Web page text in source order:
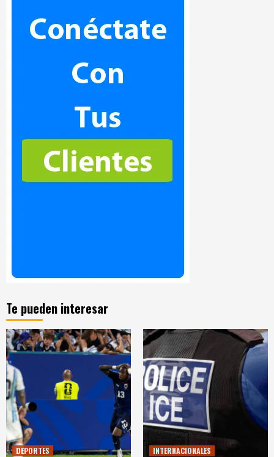
Te pueden interesar
DEPORTES INTERNACIONALES